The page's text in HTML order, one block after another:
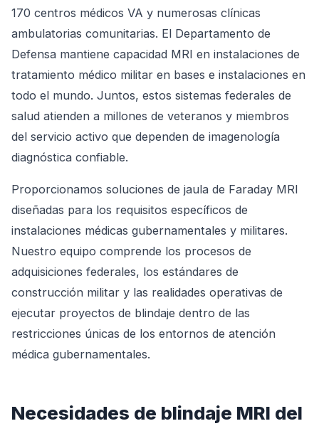
170 centros médicos VA y numerosas clínicas
ambulatorias comunitarias. El Departamento de
Defensa mantiene capacidad MRI en instalaciones de
tratamiento médico militar en bases e instalaciones en
todo el mundo. Juntos, estos sistemas federales de
salud atienden a millones de veteranos y miembros
del servicio activo que dependen de imagenología
diagnóstica confiable.
Proporcionamos soluciones de jaula de Faraday MRI
diseñadas para los requisitos específicos de
instalaciones médicas gubernamentales y militares.
Nuestro equipo comprende los procesos de
adquisiciones federales, los estándares de
construcción militar y las realidades operativas de
ejecutar proyectos de blindaje dentro de las
restricciones únicas de los entornos de atención
médica gubernamentales.
Necesidades de blindaje MRI del